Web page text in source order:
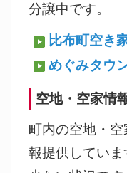
分譲中です。
比布町空き
めぐみタウ
空地・空家情
町内の空地・
報提供してい